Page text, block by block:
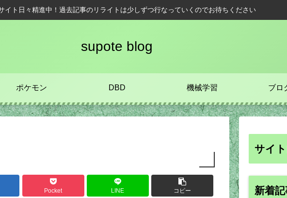
イト日々精進中！過去記事のリライトは少しずつ行なっていくのでお待ちください
supote blog
ポケモン DBD 機械学習 ブロ
Pocket LINE コピー
サイ
新着